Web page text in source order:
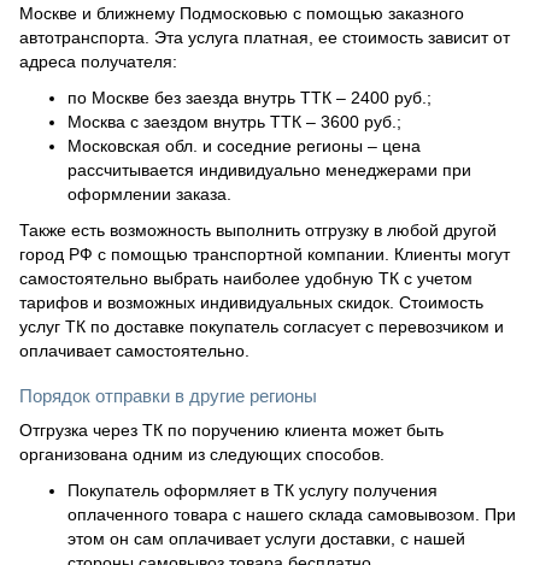
Москве и ближнему Подмосковью с помощью заказного
автотранспорта. Эта услуга платная, ее стоимость зависит от
адреса получателя:
по Москве без заезда внутрь ТТК – 2400 руб.;
Москва с заездом внутрь ТТК – 3600 руб.;
Московская обл. и соседние регионы – цена
рассчитывается индивидуально менеджерами при
оформлении заказа.
Также есть возможность выполнить отгрузку в любой другой
город РФ с помощью транспортной компании. Клиенты могут
самостоятельно выбрать наиболее удобную ТК с учетом
тарифов и возможных индивидуальных скидок. Стоимость
услуг ТК по доставке покупатель согласует с перевозчиком и
оплачивает самостоятельно.
Порядок отправки в другие регионы
Отгрузка через ТК по поручению клиента может быть
организована одним из следующих способов.
Покупатель оформляет в ТК услугу получения
оплаченного товара с нашего склада самовывозом. При
этом он сам оплачивает услуги доставки, с нашей